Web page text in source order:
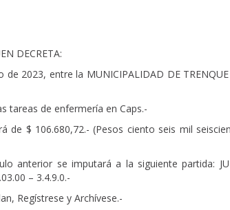
DECRETA:
2023, entre la MUNICIPALIDAD DE
tareas de enfermería en Caps.-
de $ 106.680,72.- (Pesos ciento seis mil
anterior se imputará a la siguiente partida:
– 3.4.9.0.-
Regístrese y Archívese.-